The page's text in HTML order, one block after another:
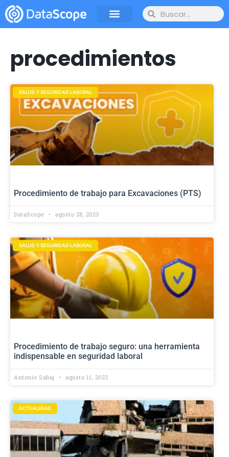
procedimientos
SALUD Y SEGURIDAD LABORAL
Procedimiento de trabajo para Excavaciones (PTS)
DataScope agosto 28, 2023
SALUD Y SEGURIDAD LABORAL
Procedimiento de trabajo seguro: una herramienta
indispensable en seguridad laboral
Antonio Sabaj agosto 11, 2023
ACTUALIDAD